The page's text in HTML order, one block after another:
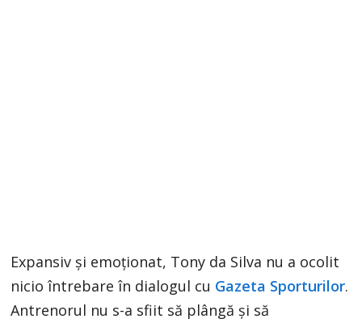
Expansiv și emoționat, Tony da Silva nu a ocolit
nicio întrebare în dialogul cu Gazeta Sporturilor.
Antrenorul nu s-a sfiit să plângă și să